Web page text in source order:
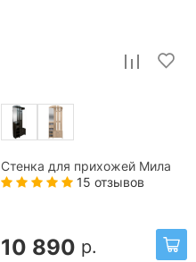
Стенка для прихожей Мила
15 отзывов
10 890 р.